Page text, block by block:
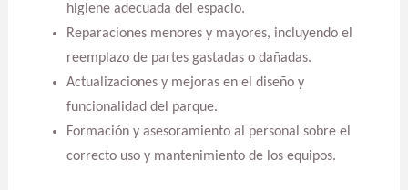
higiene adecuada del espacio.
Reparaciones menores y mayores, incluyendo el
reemplazo de partes gastadas o dañadas.
Actualizaciones y mejoras en el diseño y
funcionalidad del parque.
Formación y asesoramiento al personal sobre el
correcto uso y mantenimiento de los equipos.